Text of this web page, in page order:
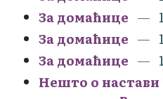
За домаћице
За домаћице
За домаћице
Нешто о настави